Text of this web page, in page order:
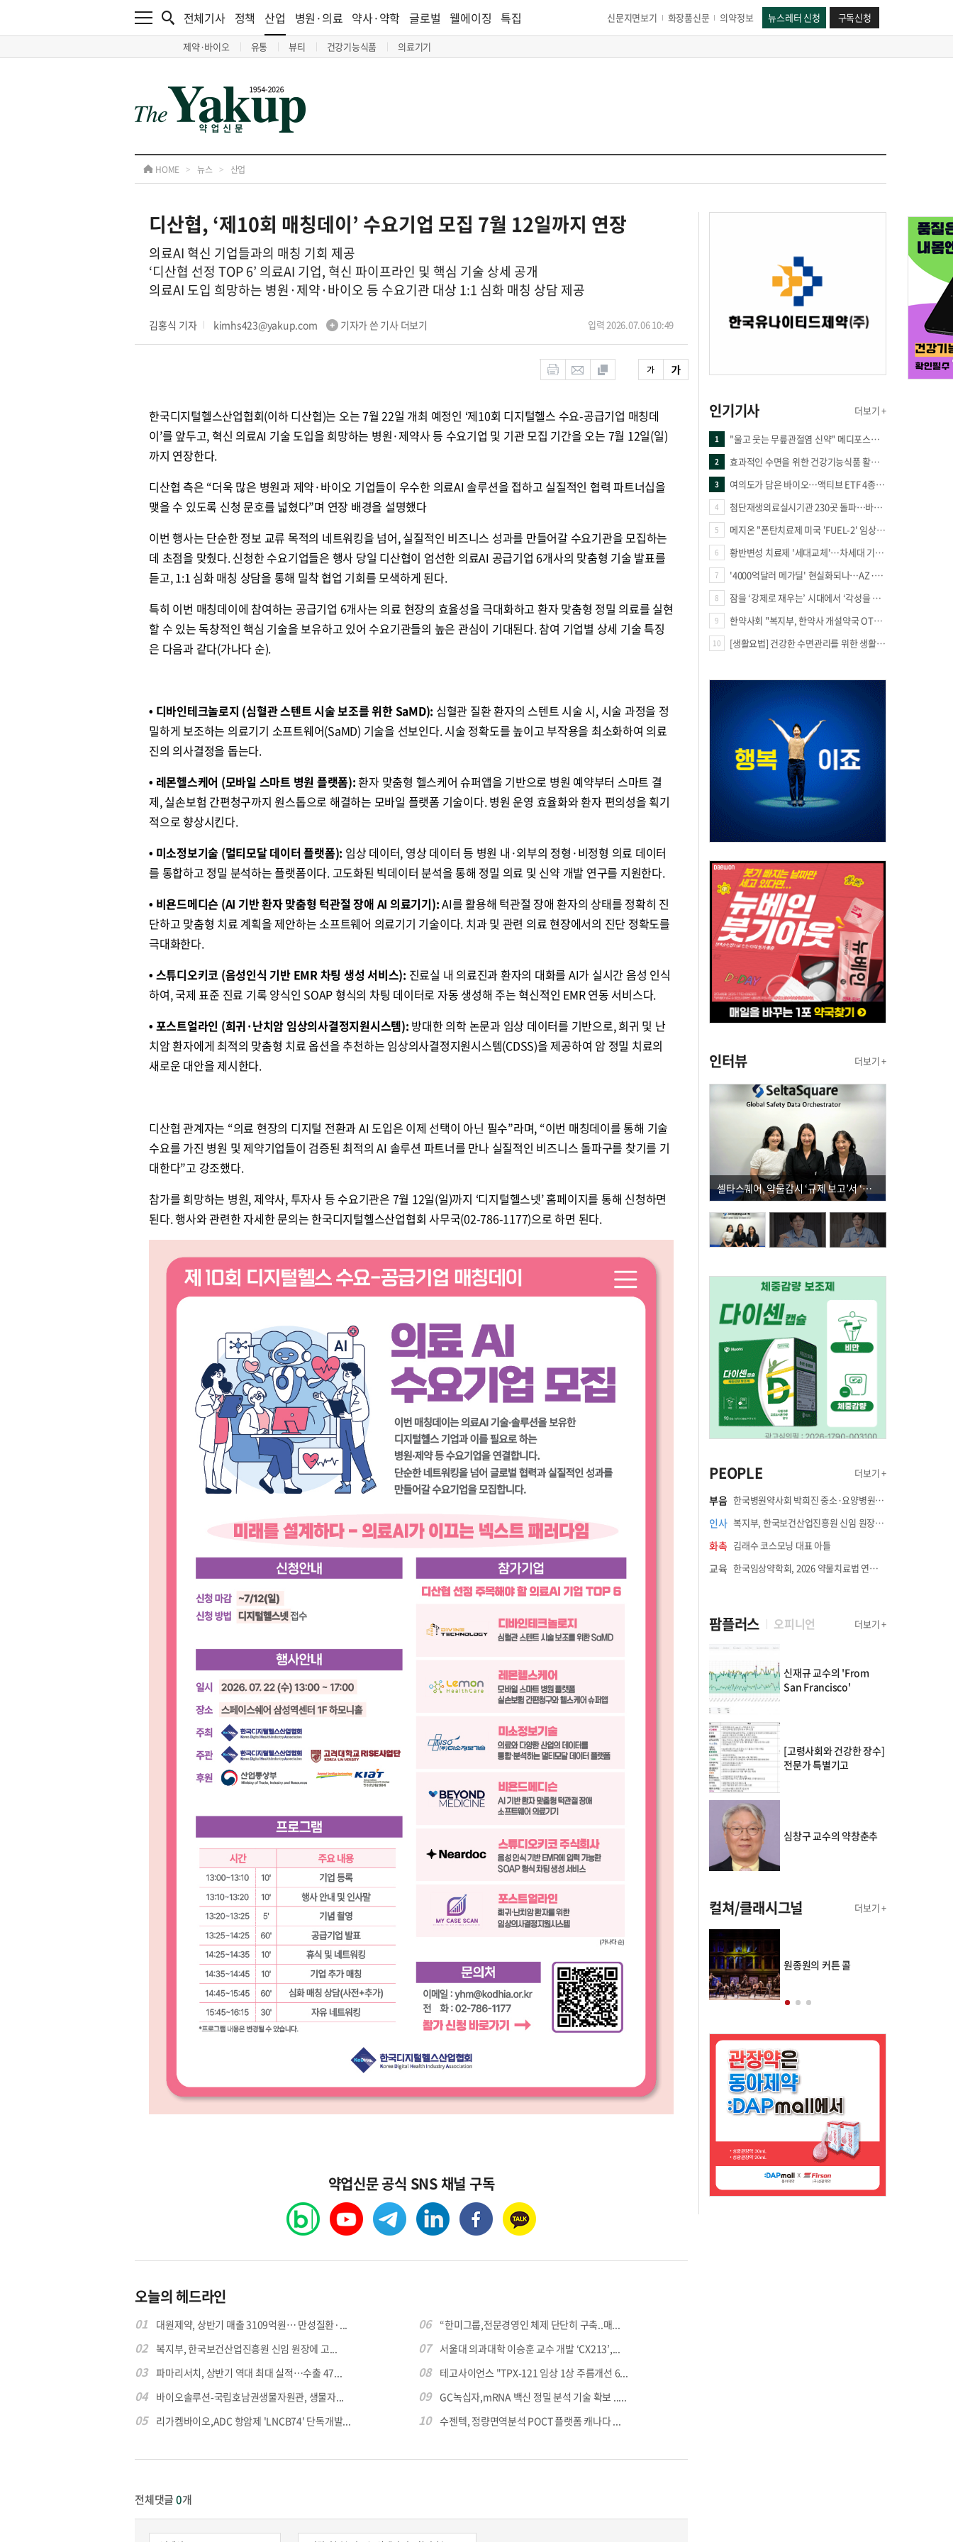
전체기사 정책 산업
제약·바이오 유통 뷰티 건강기능식품 의료기기
병원·의료 약사·약학 글로벌 웰에이징 특집 신문지면보기 화장품신문 의약정보 뉴스레터 신청 구독신청
HOME > 뉴스 > 산업
디산협, ‘제10회 매칭데이’ 수요기업 모집 7월 12일까지 연장
의료AI 혁신 기업들과의 매칭 기회 제공
‘디산협 선정 TOP 6’ 의료AI 기업, 혁신 파이프라인 및 핵심 기술 상세 공개
의료AI 도입 희망하는 병원·제약·바이오 등 수요기관 대상 1:1 심화 매칭 상담 제공
김홍식 기자 kimhs423@yakup.com 기자가 쓴 기사 더보기 입력 2026.07.06 10:49
한국디지털헬스산업협회(이하 디산협)는 오는 7월 22일 개최 예정인 ‘제10회 디지털헬스 수요-공급기업 매칭데
이’를 앞두고, 혁신 의료AI 기술 도입을 희망하는 병원·제약사 등 수요기업 및 기관 모집 기간을 오는 7월 12일(일)
까지 연장한다.
디산협 측은 “더욱 많은 병원과 제약·바이오 기업들이 우수한 의료AI 솔루션을 접하고 실질적인 협력 파트너십을
맺을 수 있도록 신청 문호를 넓혔다”며 연장 배경을 설명했다
이번 행사는 단순한 정보 교류 목적의 네트워킹을 넘어, 실질적인 비즈니스 성과를 만들어갈 수요기관을 모집하는
데 초점을 맞췄다. 신청한 수요기업들은 행사 당일 디산협이 엄선한 의료AI 공급기업 6개사의 맞춤형 기술 발표를
듣고, 1:1 심화 매칭 상담을 통해 밀착 협업 기회를 모색하게 된다.
특히 이번 매칭데이에 참여하는 공급기업 6개사는 의료 현장의 효율성을 극대화하고 환자 맞춤형 정밀 의료를 실현
할 수 있는 독창적인 핵심 기술을 보유하고 있어 수요기관들의 높은 관심이 기대된다. 참여 기업별 상세 기술 특징
은 다음과 같다(가나다 순).
• 디바인테크놀로지 (심혈관 스텐트 시술 보조를 위한 SaMD): 심혈관 질환 환자의 스텐트 시술 시, 시술 과정을 정
밀하게 보조하는 의료기기 소프트웨어(SaMD) 기술을 선보인다. 시술 정확도를 높이고 부작용을 최소화하여 의료
진의 의사결정을 돕는다.
• 레몬헬스케어 (모바일 스마트 병원 플랫폼): 환자 맞춤형 헬스케어 슈퍼앱을 기반으로 병원 예약부터 스마트 결
제, 실손보험 간편청구까지 원스톱으로 해결하는 모바일 플랫폼 기술이다. 병원 운영 효율화와 환자 편의성을 획기
적으로 향상시킨다.
• 미소정보기술 (멀티모달 데이터 플랫폼): 임상 데이터, 영상 데이터 등 병원 내·외부의 정형·비정형 의료 데이터
를 통합하고 정밀 분석하는 플랫폼이다. 고도화된 빅데이터 분석을 통해 정밀 의료 및 신약 개발 연구를 지원한다.
• 비욘드메디슨 (AI 기반 환자 맞춤형 턱관절 장애 AI 의료기기):AI를 활용해 턱관절 장애 환자의 상태를 정확히 진
단하고 맞춤형 치료 계획을 제안하는 소프트웨어 의료기기 기술이다. 치과 및 관련 의료 현장에서의 진단 정확도를
극대화한다.
• 스튜디오키코 (음성인식 기반 EMR 차팅 생성 서비스): 진료실 내 의료진과 환자의 대화를 AI가 실시간 음성 인식
하여, 국제 표준 진료 기록 양식인 SOAP 형식의 차팅 데이터로 자동 생성해 주는 혁신적인 EMR 연동 서비스다.
• 포스트얼라인 (희귀·난치암 임상의사결정지원시스템): 방대한 의학 논문과 임상 데이터를 기반으로, 희귀 및 난
치암 환자에게 최적의 맞춤형 치료 옵션을 추천하는 임상의사결정지원시스템(CDSS)을 제공하여 암 정밀 치료의
새로운 대안을 제시한다.
디산협 관계자는 “의료 현장의 디지털 전환과 AI 도입은 이제 선택이 아닌 필수”라며, “이번 매칭데이를 통해 기술
수요를 가진 병원 및 제약기업들이 검증된 최적의 AI 솔루션 파트너를 만나 실질적인 비즈니스 돌파구를 찾기를 기
대한다”고 강조했다.
참가를 희망하는 병원, 제약사, 투자사 등 수요기관은 7월 12일(일)까지 ‘디지털헬스넷’ 홈페이지를 통해 신청하면
된다. 행사와 관련한 자세한 문의는 한국디지털헬스산업협회 사무국(02-786-1177)으로 하면 된다.
약업신문 공식 SNS 채널 구독
오늘의 헤드라인
01 대원제약, 상반기 매출 3109억원… 만성질환·...
02 복지부, 한국보건산업진흥원 신임 원장에 고...
03 파마리서치, 상반기 역대 최대 실적…수출 47...
04 바이오솔루션-국립호남권생물자원관, 생물자...
05 리가켐바이오,ADC 항암제 'LNCB74' 단독개발...
06 “한미그룹,전문경영인 체제 단단히 구축..매...
07 서울대 의과대학 이승훈 교수 개발 ‘CX213’,...
08 테고사이언스 "TPX-121 임상 1상 주름개선 6...
09 GC녹십자,mRNA 백신 정밀 분석 기술 확보 .....
10 수젠텍, 정량면역분석 POCT 플랫폼 캐나다 ...
전체댓글0개
인기기사 더보기 +
1 "울고 웃는 무릎관절염 신약" 메디포스트·강스템·네이처셀 전진, 코오롱티슈진 반전 과제
2 효과적인 수면을 위한 건강기능식품 활용법
3 여의도가 담은 바이오…액티브 ETF 4종의 선택은
4 첨단재생의료실시기관 230곳 돌파…바이오 새 시장 꿈틀
5 메지온 "폰탄치료제 미국 'FUEL-2' 임상 프로토콜 영국 승인"
6 황반변성 치료제 '세대교체'…차세대 기전 경쟁 본격화
7 '4000억달러 메가딜' 현실화되나…AZ·BMS 합병설에 글로벌 제약업계 촉각
8 잠을 ‘강제로 재우는’ 시대에서 ‘각성을 낮추는’ 시대로
9 한약사회 "복지부, 한약사 개설약국 OTC 공급 방해 더는 방관 말아야"
10 [생활요법] 건강한 수면관리를 위한 생활요법
인터뷰 더보기 +
셀타스퀘어, 약물감시 ‘규제 보고’서 ‘데이터 의사결정’으로 "PVX 전환 요구 커진다"
PEOPLE 더보기 +
부음 한국병원약사회 박희진 중소·요양병원이사(충청북도 청주의료원 약제팀장) 부친상
인사 복지부, 한국보건산업진흥원 신임 원장에 고상백 교수 임명
화촉 김래수 코스모닝 대표 아들
교육 한국임상약학회, 2026 약물치료법 연수강좌 8월 21일 개최
팜플러스 오피니언 더보기 +
신재규 교수의 'From
San Francisco'
[고령사회와 건강한 장수]
전문가 특별기고
심창구 교수의 약창춘추
컬쳐/클래시그널 더보기 +
원종원의 커튼 콜 안현정의 컬쳐포커스 박병준의 클래스토리 원종원의 커튼 콜